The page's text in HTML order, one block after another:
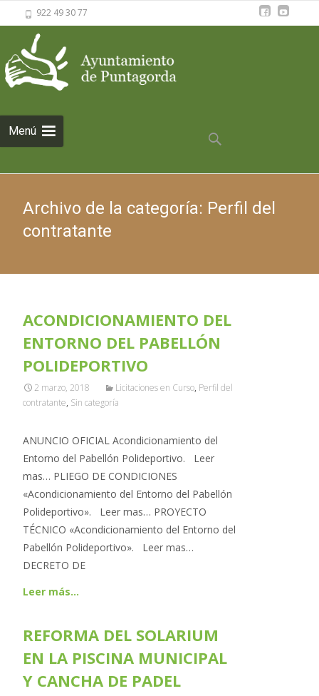
922 49 30 77
Menú
Saltar al
contenido
Buscar:
Archivo de la categoría: Perfil del
contratante
ACONDICIONAMIENTO DEL
ENTORNO DEL PABELLÓN
POLIDEPORTIVO
2 marzo, 2018 Licitaciones en Curso, Perfil del
contratante, Sin categoría
ANUNCIO OFICIAL Acondicionamiento del
Entorno del Pabellón Polideportivo. Leer
mas… PLIEGO DE CONDICIONES
«Acondicionamiento del Entorno del Pabellón
Polideportivo». Leer mas… PROYECTO
TÉCNICO «Acondicionamiento del Entorno del
Pabellón Polideportivo». Leer mas…
DECRETO DE
Leer más…
REFORMA DEL SOLARIUM
EN LA PISCINA MUNICIPAL
Y CANCHA DE PADEL